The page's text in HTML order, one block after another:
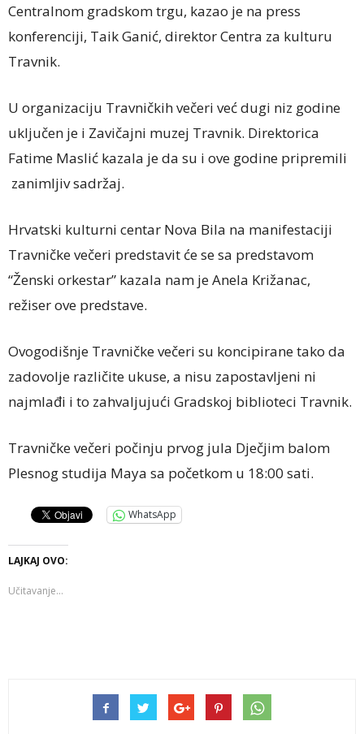
Centralnom gradskom trgu, kazao je na press
konferenciji, Taik Ganić, direktor Centra za kulturu
Travnik.
U organizaciju Travničkih večeri već dugi niz godine
uključen je i Zavičajni muzej Travnik. Direktorica
Fatime Maslić kazala je da su i ove godine pripremili
zanimljiv sadržaj.
Hrvatski kulturni centar Nova Bila na manifestaciji
Travničke večeri predstavit će se sa predstavom
“Ženski orkestar” kazala nam je Anela Križanac,
režiser ove predstave.
Ovogodišnje Travničke večeri su koncipirane tako da
zadovolje različite ukuse, a nisu zapostavljeni ni
najmlađi i to zahvaljujući Gradskoj biblioteci Travnik.
Travničke večeri počinju prvog jula Dječjim balom
Plesnog studija Maya sa početkom u 18:00 sati.
WhatsApp
LAJKAJ OVO:
Učitavanje...